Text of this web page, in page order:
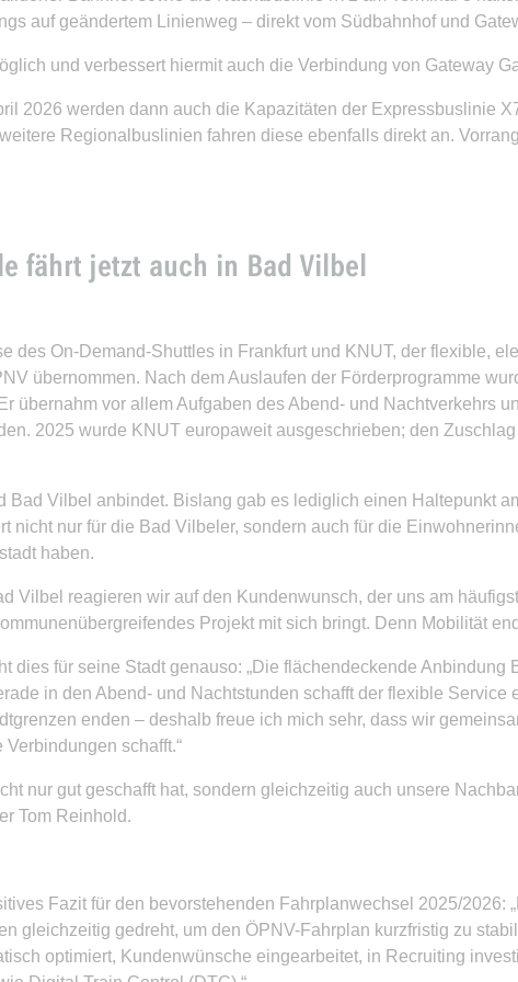
auf geändertem Linienweg – direkt vom Südbahnhof und
und verbessert hiermit auch die Verbindung von Gateway
2026 werden dann auch die Kapazitäten der Expressbuslinie
Regionalbuslinien fahren diese ebenfalls direkt an.
fährt jetzt auch in Bad Vilbel
des On-Demand-Shuttles in Frankfurt und KNUT, der flexible,
übernommen. Nach dem Auslaufen der Förderprogramme
übernahm vor allem Aufgaben des Abend- und Nachtverkehrs
2025 wurde KNUT europaweit ausgeschrieben; den
Vilbel anbindet. Bislang gab es lediglich einen Haltepunkt
nicht nur für die Bad Vilbeler, sondern auch für die
haben.
Vilbel reagieren wir auf den Kundenwunsch, der uns am
Projekt mit sich bringt. Denn Mobilität
dies für seine Stadt genauso: „Die flächendeckende Anbindung
in den Abend- und Nachtstunden schafft der flexible Service
enden – deshalb freue ich mich sehr, dass wir
schafft.“
nur gut geschafft hat, sondern gleichzeitig auch unsere
Tom Reinhold.
Fazit für den bevorstehenden Fahrplanwechsel 2025/2026:
gleichzeitig gedreht, um den ÖPNV-Fahrplan kurzfristig zu
optimiert, Kundenwünsche eingearbeitet, in Recruiting